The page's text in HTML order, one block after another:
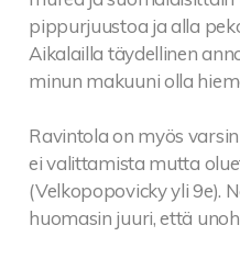
Kylmäsavulohta
Chicken / Halloumi
Keittiömestarin
Kylmäsavustettua lohta,
paahdettuja kasviksia ja
Chef´s super salad
Cold smoked salmon,
roasted vegetables and
pippurjuustoa ja alla
Aikalailla täydellinen
minun makuuni olla
Ravintola on myös
ei valittamista mutta
(Velkopopovicky yli 9e).
huomasin juuri, että